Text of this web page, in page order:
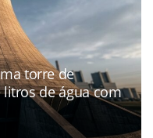
torre de
de água com